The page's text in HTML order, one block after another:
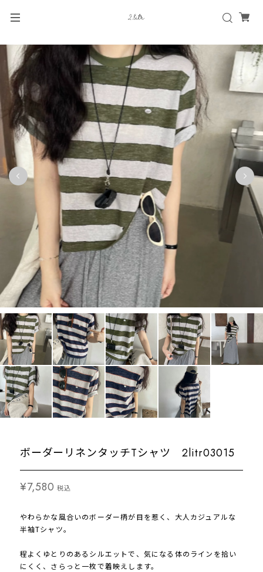
ボーダーリネンタッチTシャツ 2litr03015
¥7,580 税込
やわらかな風合いのボーダー柄が目を惹く、大人カジュアルな
半袖Tシャツ。
程よくゆとりのあるシルエットで、気になる体のラインを拾い
にくく、さらっと一枚で着映えします。